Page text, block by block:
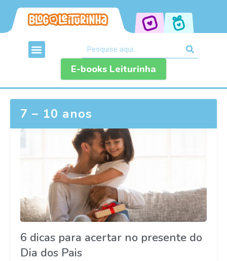
E-books Leiturinha
7 – 10 anos
6 dicas para acertar no presente do
Dia dos Pais